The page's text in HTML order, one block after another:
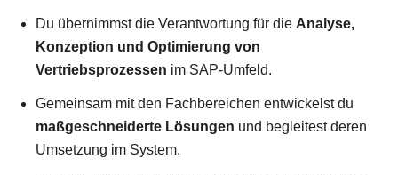
Du übernimmst die Verantwortung für die Analyse,
Konzeption und Optimierung von
Vertriebsprozessen im SAP-Umfeld.
Gemeinsam mit den Fachbereichen entwickelst du
maßgeschneiderte Lösungen und begleitest deren
Umsetzung im System.